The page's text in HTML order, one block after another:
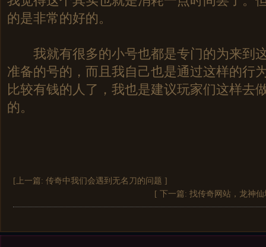
的是非常的好的。
我就有很多的小号也都是专门的为来到
准备的号的，而且我自己也是通过这样的行
比较有钱的人了，我也是建议玩家们这样去
的。
[上一篇: 传奇中我们会遇到无名刀的问题 ]
[ 下一篇: 找传奇网站，龙神